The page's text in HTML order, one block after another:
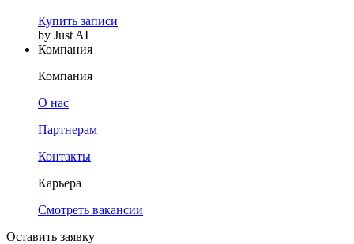
Купить записи
by Just AI
Компания
Компания
О нас
Партнерам
Контакты
Карьера
Смотреть вакансии
Оставить заявку